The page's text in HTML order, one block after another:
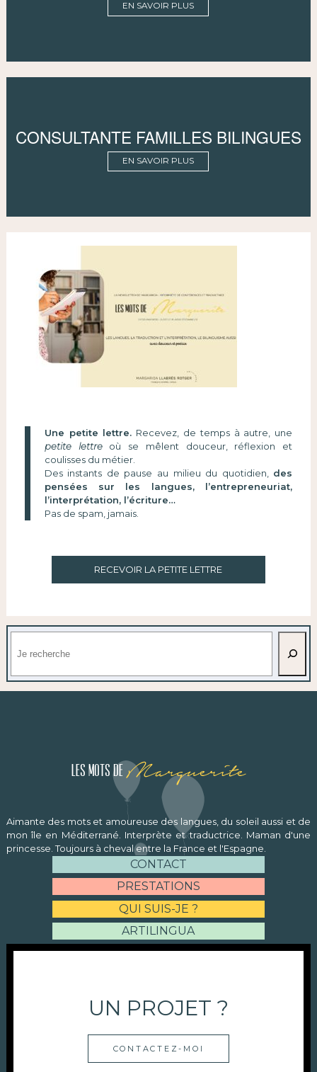
EN SAVOIR PLUS
CONSULTANTE FAMILLES BILINGUES
EN SAVOIR PLUS
Une petite lettre. Recevez, de temps à autre, une
petite lettreoù se mêlent douceur, réflexion et
coulisses du métier.
Des instants de pause au milieu du quotidien, des
pensées sur les langues, l’entrepreneuriat,
l’interprétation, l’écriture…
Pas de spam, jamais.
RECEVOIR LA PETITE LETTRE
Les mots de Marguerite
Aimante des mots et amoureuse des langues, du soleil aussi et de
mon île en Méditerrané. Interprète et traductrice. Maman d'une
princesse. Toujours à cheval entre la France et l'Espagne.
CONTACT
PRESTATIONS
QUI SUIS-JE ?
ARTILINGUA
UN PROJET ?
CONTACTEZ-MOI